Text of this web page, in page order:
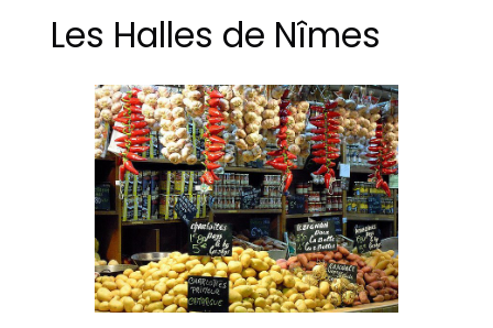
Les Halles de Nîmes